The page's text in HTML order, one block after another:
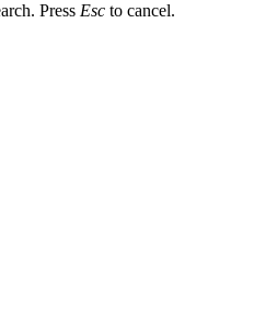
Press Esc to cancel.